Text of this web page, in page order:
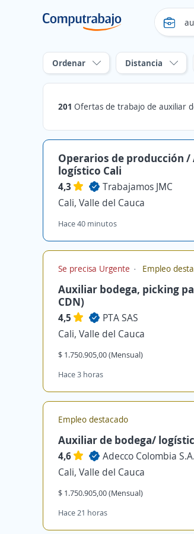
Ordenar Distancia
201 Ofertas de trabajo de auxiliar de almacen y logistica en Cali,
Operarios de producción /
logístico Cali
4,3
Trabajamos JMC
Cali, Valle del Cauca
Hace 40 minutos
Se precisa Urgente Empleo
Auxiliar bodega, picking
CDN)
4,5
PTA SAS
Cali, Valle del Cauca
$ 1.750.905,00 (Mensual)
Hace 3 horas
Empleo destacado
Auxiliar de bodega/
4,6
Adecco Colombia S.A.
Cali, Valle del Cauca
$ 1.750.905,00 (Mensual)
Hace 21 horas